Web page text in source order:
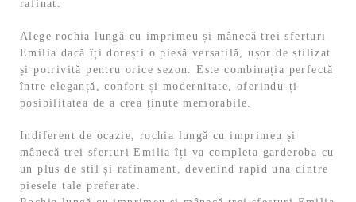
rafinat.
Alege rochia lungă cu imprimeu și mânecă trei sferturi
Emilia dacă îți dorești o piesă versatilă, ușor de stilizat
și potrivită pentru orice sezon. Este combinația perfectă
între eleganță, confort și modernitate, oferindu-ți
posibilitatea de a crea ținute memorabile.
Indiferent de ocazie, rochia lungă cu imprimeu și
mânecă trei sferturi Emilia îți va completa garderoba cu
un plus de stil și rafinament, devenind rapid una dintre
piesele tale preferate.